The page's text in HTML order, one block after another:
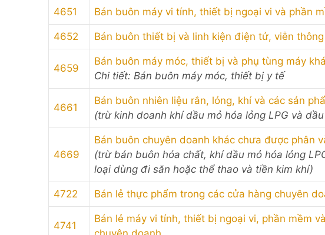
4651 Bán buôn máy vi tính, thiết bị ngoại vi và phần
4652 Bán buôn thiết bị và linh kiện điện tử, viễn thông
4659
Bán buôn máy móc, thiết bị và phụ tùng máy
Chi tiết: Bán buôn máy móc, thiết bị y tế
4661
Bán buôn nhiên liệu rắn, lỏng, khí và các sản
(trừ kinh doanh khí dầu mỏ hóa lỏng LPG và
4669
Bán buôn chuyên doanh khác chưa được phân
(trừ bán buôn hóa chất, khí dầu mỏ hóa lỏng
loại dùng đi săn hoặc thể thao và tiền kim khí)
4722 Bán lẻ thực phẩm trong các cửa hàng chuyên
4741
Bán lẻ máy vi tính, thiết bị ngoại vi, phần mềm